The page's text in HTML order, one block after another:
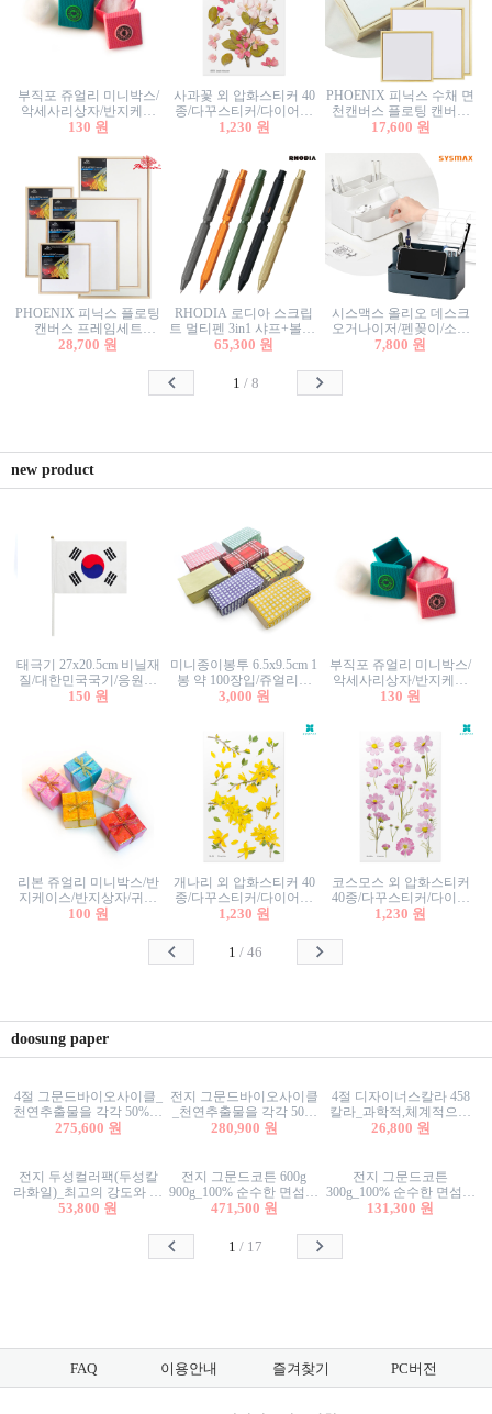
부직포 쥬얼리 미니박스/
악세사리상자/반지케이
스/반지상자/귀걸이상자/
130 원
사과꽃 외 압화스티커 40
종/다꾸스티커/다이어리
꾸미기/꽃스티커/자연물
1,230 원
PHOENIX 피닉스 수채 면
천캔버스 플로팅 캔버스
프레임세트 30x30cm/액자
17,600 원
PHOENIX 피닉스 플로팅
캔버스 프레임세트
50x50cm/액자캔버스/인테
28,700 원
RHODIA 로디아 스크립
트 멀티펜 3in1 샤프+볼펜/
무광택 알루미늄 육각배
65,300 원
시스맥스 올리오 데스크
오거나이저/펜꽂이/소품
꽂이/소품함/정리함/수납
7,800 원
1 / 8
new product
태극기 27x20.5cm 비닐재
질/대한민국국기/응원깃
발/행사깃발
150 원
미니종이봉투 6.5x9.5cm 1
봉 약 100장입/쥬얼리봉
투/증명사진봉투/악세사
3,000 원
부직포 쥬얼리 미니박스/
악세사리상자/반지케이
스/반지상자/귀걸이상자/
130 원
리본 쥬얼리 미니박스/반
지케이스/반지상자/귀걸
이상자/귀걸이박스/악세
100 원
개나리 외 압화스티커 40
종/다꾸스티커/다이어리
꾸미기/꽃스티커/자연물
1,230 원
코스모스 외 압화스티커
40종/다꾸스티커/다이어
리꾸미기/꽃스티커/자연
1,230 원
1 /46
doosung paper
4절 그문드바이오사이클_
천연추출물을 각각 50%이
상 함유한 친환경그래픽
275,600 원
전지 그문드바이오사이클
_천연추출물을 각각 50%
이상 함유한 친환경그래
280,900 원
4절 디자이너스칼라 458
칼라_과학적,체계적으로
분류된 200색을 갖춘 색지
26,800 원
전지 두성컬러팩(두성칼
라화일)_최고의 강도와 평
활성을 지닌 다양한 컬러
53,800 원
전지 그문드코튼 600g
900g_100% 순수한 면섬유
로 만든 친환경프리미엄
471,500 원
전지 그문드코튼
300g_100% 순수한 면섬유
로 만든 친환경프리미엄
131,300 원
1 / 17
FAQ 이용안내 즐겨찾기 PC버전